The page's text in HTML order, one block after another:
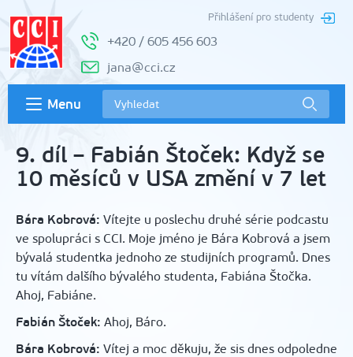
Přihlášení pro studenty
+420 / 605 456 603
jana@cci.cz
Menu
9. díl – Fabián Štoček: Když se
10 měsíců v USA změní v 7 let
Bára Kobrová: Vítejte u poslechu druhé série podcastu
ve spolupráci s CCI. Moje jméno je Bára Kobrová a jsem
bývalá studentka jednoho ze studijních programů. Dnes
tu vítám dalšího bývalého studenta, Fabiána Štočka.
Ahoj, Fabiáne.
Fabián Štoček: Ahoj, Báro.
Bára Kobrová: Vítej a moc děkuju, že sis dnes odpoledne